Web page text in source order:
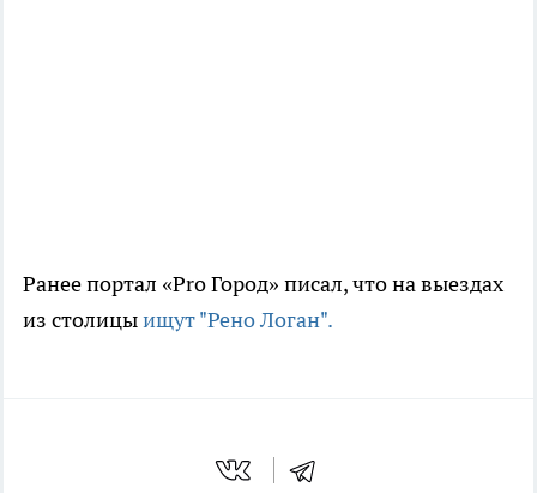
Ранее портал «Pro Город» писал, что на выездах
из столицыищут "Рено Логан".